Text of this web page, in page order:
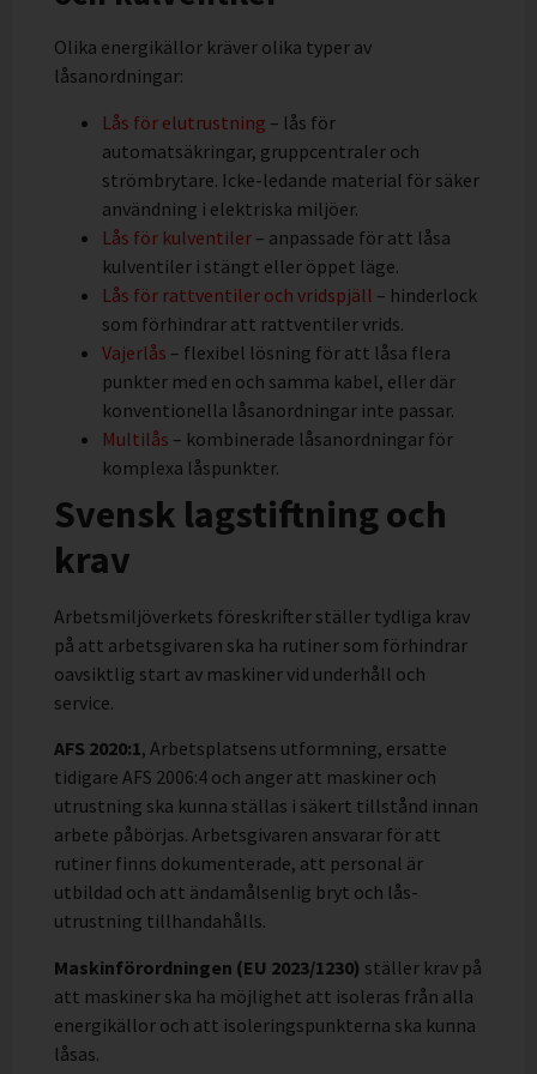
Olika energikällor kräver olika typer av
låsanordningar:
Lås för elutrustning – lås för
automatsäkringar, gruppcentraler och
strömbrytare. Icke-ledande material för säker
användning i elektriska miljöer.
Lås för kulventiler – anpassade för att låsa
kulventiler i stängt eller öppet läge.
Lås för rattventiler och vridspjäll – hinderlock
som förhindrar att rattventiler vrids.
Vajerlås – flexibel lösning för att låsa flera
punkter med en och samma kabel, eller där
konventionella låsanordningar inte passar.
Multilås – kombinerade låsanordningar för
komplexa låspunkter.
Svensk lagstiftning och
krav
Arbetsmiljöverkets föreskrifter ställer tydliga krav
på att arbetsgivaren ska ha rutiner som förhindrar
oavsiktlig start av maskiner vid underhåll och
service.
AFS 2020:1, Arbetsplatsens utformning, ersatte
tidigare AFS 2006:4 och anger att maskiner och
utrustning ska kunna ställas i säkert tillstånd innan
arbete påbörjas. Arbetsgivaren ansvarar för att
rutiner finns dokumenterade, att personal är
utbildad och att ändamålsenlig bryt och lås-
utrustning tillhandahålls.
Maskinförordningen (EU 2023/1230) ställer krav på
att maskiner ska ha möjlighet att isoleras från alla
energikällor och att isoleringspunkterna ska kunna
låsas.